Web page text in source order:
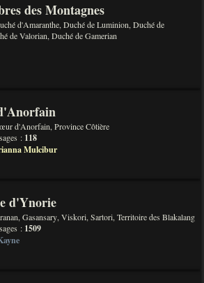
des Montagnes
d'Amaranthe, Duché de Luminion, Duché de
de Valorian, Duché de Gamerian
d'Anorfain, Province Côtière
: 118
Mulcibur
d'Ynorie
, Gasansary, Viskori, Sartori, Territoire des Blakalang
: 1509